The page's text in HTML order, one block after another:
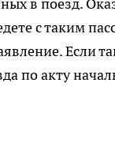
в поезд.
с таким
Если
по акту